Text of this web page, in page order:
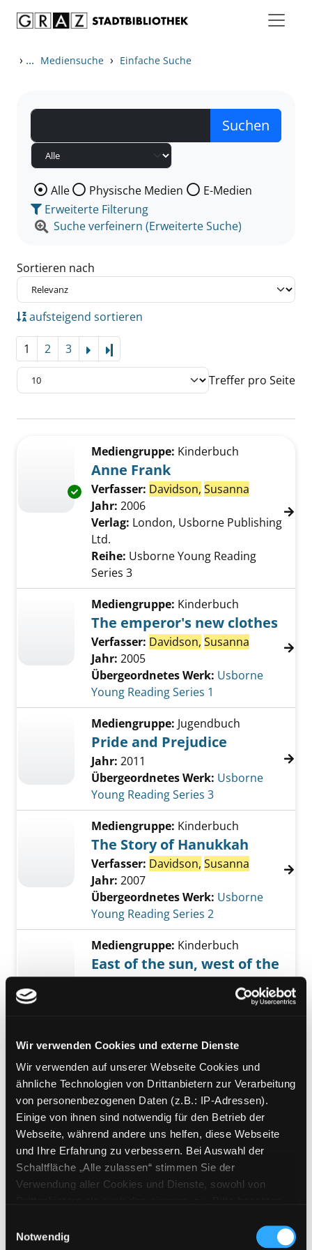
Wir verwenden Cookies und externe Dienste
Wir verwenden auf unserer Webseite Cookies und
ähnliche Technologien von Drittanbietern zur Verarbeitung
von personenbezogenen Daten (z.B.: IP-Adressen).
Einige von ihnen sind notwendig für den Betrieb der
Webseite, während andere uns helfen, diese Webseite
und Ihre Erfahrung zu verbessern. Bei Auswahl der
Schaltfläche „Alle zulassen“ stimmen Sie der
Verwendung aller Cookies und Dienste, sowohl von
Cookies von Drittanbietern, eine Verarbeitung in
Notwendig
› ... Mediensuche › Einfache Suche
Wählen Sie die Medienart nach der Sie suchen wollen.
Alle Physische Medien
E-Medien
Erweiterte Filterung
Suche verfeinern (Erweiterte Suche)
Sortieren nach
aufsteigend sortieren
1 2 3
Treffer pro Seite
Zu den Suchfiltern springen
Exemplar-Details von Anne Frank anzeigen
Mediengruppe: Kinderbuch
Anne Frank
Verfasser: Davidson, Susanna
Jahr: 2006
Verlag: London, Usborne Publishing
Ltd.
Reihe: Usborne Young Reading
Series 3
Mediengruppe: Kinderbuch
The emperor's new clothes
Verfasser: Davidson, Susanna
Jahr: 2005
Übergeordnetes Werk: Usborne
Young Reading Series 1
Mediengruppe: Jugendbuch
Pride and Prejudice
Jahr: 2011
Übergeordnetes Werk: Usborne
Young Reading Series 3
Mediengruppe: Kinderbuch
The Story of Hanukkah
Verfasser: Davidson, Susanna
Jahr: 2007
Übergeordnetes Werk: Usborne
Young Reading Series 2
Mediengruppe: Kinderbuch
East of the sun, west of the
Susanna
Young Reading Series 2
Mediengruppe:Kinderbuch
The Story of Pegasus
Verfasser:Davidson,Susanna
Jahr:2011
Übergeordnetes Werk:Usborne
Young Reading Series 1